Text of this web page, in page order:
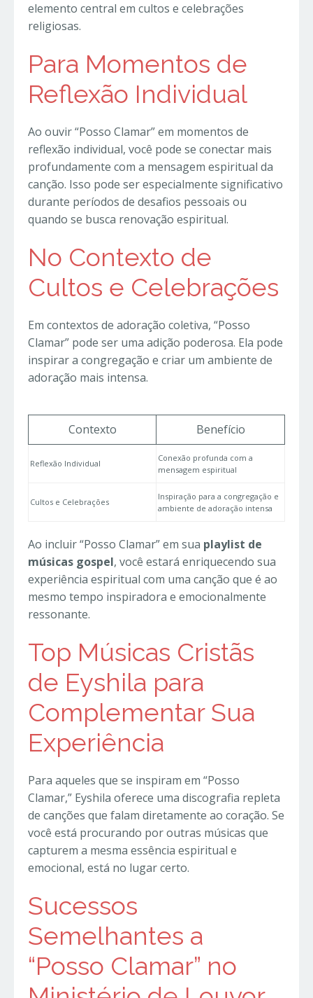
elemento central em cultos e celebrações
religiosas.
Para Momentos de
Reflexão Individual
Ao ouvir “Posso Clamar” em momentos de
reflexão individual, você pode se conectar mais
profundamente com a mensagem espiritual da
canção. Isso pode ser especialmente significativo
durante períodos de desafios pessoais ou
quando se busca renovação espiritual.
No Contexto de
Cultos e Celebrações
Em contextos de adoração coletiva, “Posso
Clamar” pode ser uma adição poderosa. Ela pode
inspirar a congregação e criar um ambiente de
adoração mais intensa.
Contexto Benefício
Reflexão Individual
Conexão profunda com a
mensagem espiritual
Cultos e Celebrações
Inspiração para a congregação e
ambiente de adoração intensa
Ao incluir “Posso Clamar” em sua playlist de
músicas gospel, você estará enriquecendo sua
experiência espiritual com uma canção que é ao
mesmo tempo inspiradora e emocionalmente
ressonante.
Top Músicas Cristãs
de Eyshila para
Complementar Sua
Experiência
Para aqueles que se inspiram em “Posso
Clamar,” Eyshila oferece uma discografia repleta
de canções que falam diretamente ao coração. Se
você está procurando por outras músicas que
capturem a mesma essência espiritual e
emocional, está no lugar certo.
Sucessos
Semelhantes a
“Posso Clamar” no